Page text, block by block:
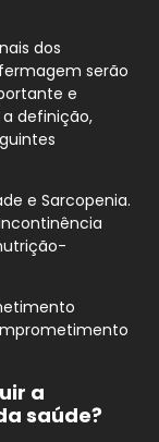
dos
serão
e
definição,
e Sarcopenia.
a
saúde?